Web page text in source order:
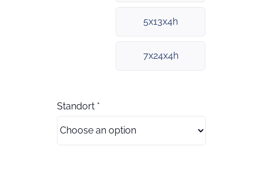
5x13x4h
7x24x4h
Standort *